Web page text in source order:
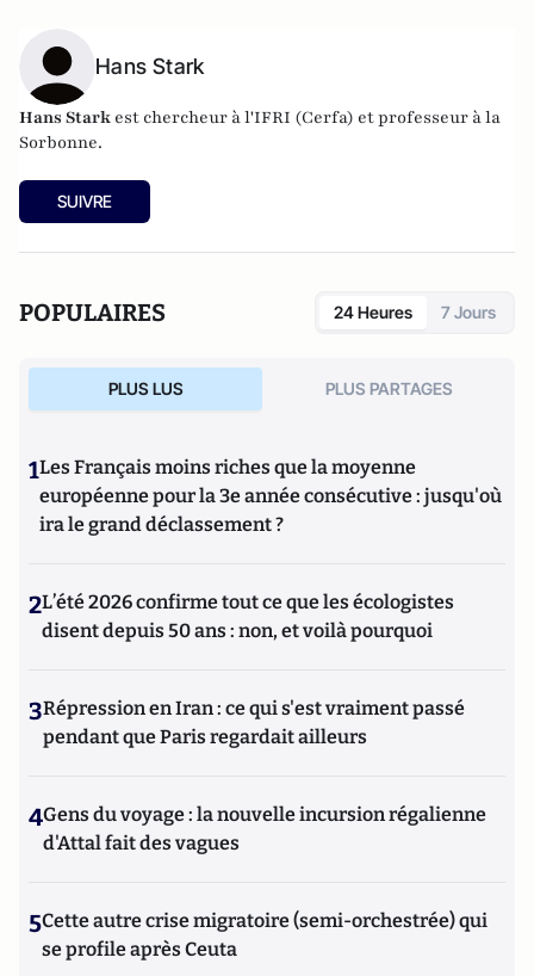
Hans Stark
Hans Stark est chercheur à l'IFRI (Cerfa) et professeur à la
Sorbonne.
SUIVRE
POPULAIRES 24 Heures 7 Jours
PLUS LUS PLUS PARTAGES
1Les Français moins riches que la moyenne
européenne pour la 3e année consécutive : jusqu'où
ira le grand déclassement ?
2L’été 2026 confirme tout ce que les écologistes
disent depuis 50 ans : non, et voilà pourquoi
3Répression en Iran : ce qui s'est vraiment passé
pendant que Paris regardait ailleurs
4Gens du voyage : la nouvelle incursion régalienne
d'Attal fait des vagues
5Cette autre crise migratoire (semi-orchestrée) qui
se profile après Ceuta